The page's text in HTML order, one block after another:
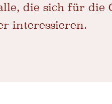
die sich für die
interessieren.